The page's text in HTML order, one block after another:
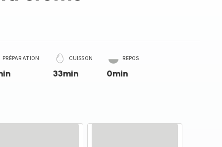
PRÉPARATION CUISSON
33min
REPOS
0min